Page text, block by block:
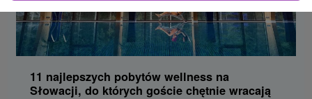
11 najlepszych pobytów wellness na
Słowacji, do których goście chętnie wracają